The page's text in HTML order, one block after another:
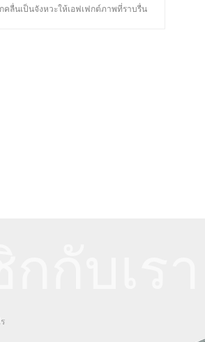
คลื่นเป็นจังหวะให้เอฟเฟกต์ภาพที่ราบรื่น
บเรา